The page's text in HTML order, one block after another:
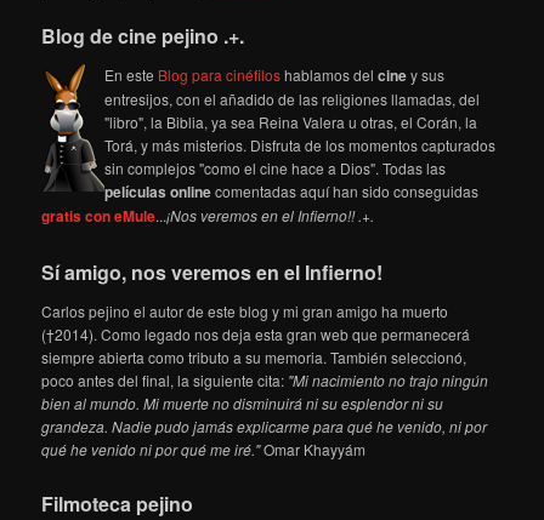
Blog de cine pejino .+.
En este Blog para cinéfiloshablamos delciney sus
entresijos, con el añadido de las religiones llamadas, del
"libro", la Biblia, ya sea Reina Valera u otras, el Corán, la
Torá, y más misterios. Disfruta de los momentos capturados
sin complejos "como el cine hace a Dios". Todas las
películas onlinecomentadas aquí han sido conseguidas
gratis con eMule...¡Nos veremos en el Infierno!! .+.
Sí amigo, nos veremos en el Infierno!
Carlos pejino el autor de este blog y mi gran amigo ha muerto
(†2014). Como legado nos deja esta gran web que permanecerá
siempre abierta como tributo a su memoria. También seleccionó,
poco antes del final, la siguiente cita: "Mi nacimiento no trajo ningún
bien al mundo. Mi muerte no disminuirá ni su esplendor ni su
grandeza. Nadie pudo jamás explicarme para qué he venido, ni por
qué he venido ni por qué me iré."Omar Khayyám
Filmoteca pejino